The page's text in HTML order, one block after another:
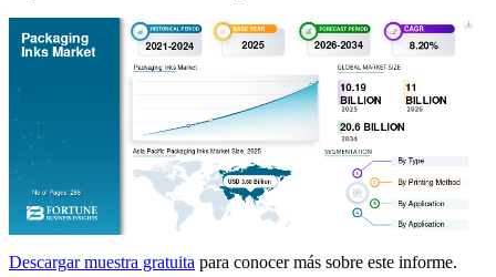
Descargar muestra gratuita para conocer más sobre este informe.